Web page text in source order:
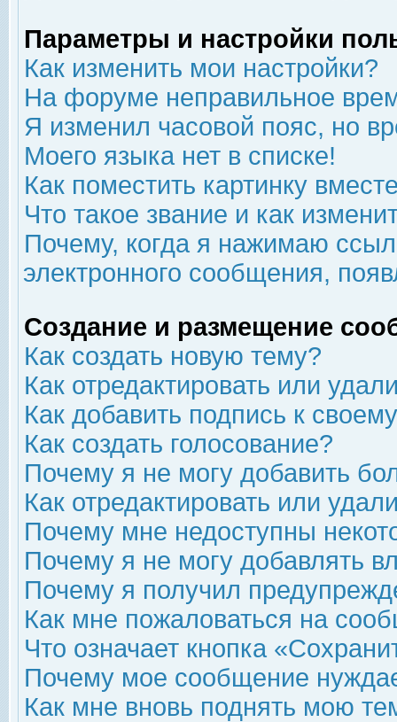
Параметры и настройки
Как изменить мои настройки?
На форуме неправильное
Я изменил часовой пояс, но
Моего языка нет в списке!
Как поместить картинку
Что такое звание и как
Почему, когда я нажимаю
электронного сообщения,
Создание и размещение
Как создать новую тему?
Как отредактировать или
Как добавить подпись к
Как создать голосование?
Почему я не могу добавить
Как отредактировать или
Почему мне недоступны
Почему я не могу добавлять
Почему я получил
Как мне пожаловаться на
Что означает кнопка
Почему мое сообщение
Как мне вновь поднять мою